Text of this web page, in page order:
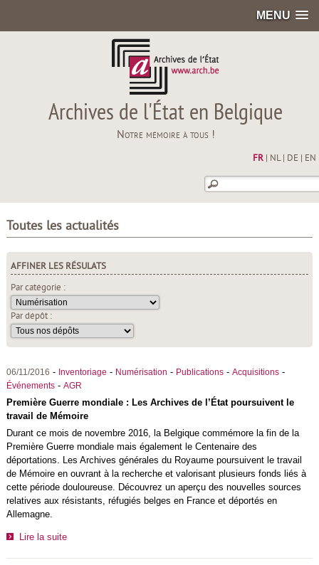
MENU
Archives de l'État en Belgique
Notre mémoire à tous !
FR| NL| DE EN
Toutes les actualités
AFFINER LES RÉSULATS
Par catégorie :
Par dépôt :
06/11/2016 - Inventoriage - Numérisation - Publications- Acquisitions-
Événements- AGR
Première Guerre mondiale : Les Archives de l’État poursuivent le
travail de Mémoire
Durant ce mois de novembre 2016, la Belgique commémore la fin de la
Première Guerre mondiale mais également le Centenaire des
déportations. Les Archives générales du Royaume poursuivent le travail
de Mémoire en ouvrant à la recherche et valorisant plusieurs fonds liés à
cette période douloureuse. Découvrez un aperçu des nouvelles sources
relatives aux résistants, réfugiés belges en France et déportés en
Allemagne.
Lire la suite